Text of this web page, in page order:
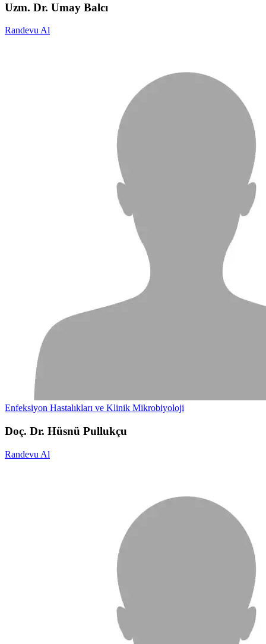
Uzm. Dr. Umay Balcı
Randevu Al
Enfeksiyon Hastalıkları ve Klinik Mikrobiyoloji
Doç. Dr. Hüsnü Pullukçu
Randevu Al